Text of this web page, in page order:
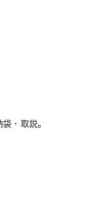
・取説。